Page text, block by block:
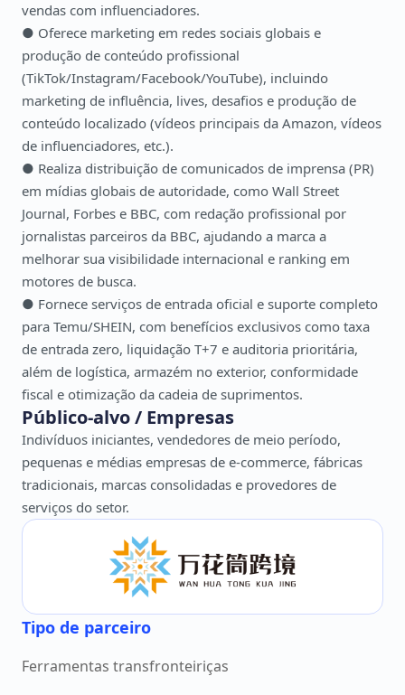
vendas com influenciadores.
● Oferece marketing em redes sociais globais e
produção de conteúdo profissional
(TikTok/Instagram/Facebook/YouTube), incluindo
marketing de influência, lives, desafios e produção de
conteúdo localizado (vídeos principais da Amazon, vídeos
de influenciadores, etc.).
● Realiza distribuição de comunicados de imprensa (PR)
em mídias globais de autoridade, como Wall Street
Journal, Forbes e BBC, com redação profissional por
jornalistas parceiros da BBC, ajudando a marca a
melhorar sua visibilidade internacional e ranking em
motores de busca.
● Fornece serviços de entrada oficial e suporte completo
para Temu/SHEIN, com benefícios exclusivos como taxa
de entrada zero, liquidação T+7 e auditoria prioritária,
além de logística, armazém no exterior, conformidade
fiscal e otimização da cadeia de suprimentos.
Público-alvo / Empresas
Indivíduos iniciantes, vendedores de meio período,
pequenas e médias empresas de e-commerce, fábricas
tradicionais, marcas consolidadas e provedores de
serviços do setor.
Tipo de parceiro
Ferramentas transfronteiriças